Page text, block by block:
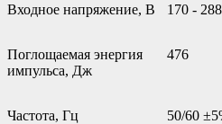
Входное напряжение, В 170 -
Поглощаемая энергия
импульса, Дж
476
Частота, Гц 50/60